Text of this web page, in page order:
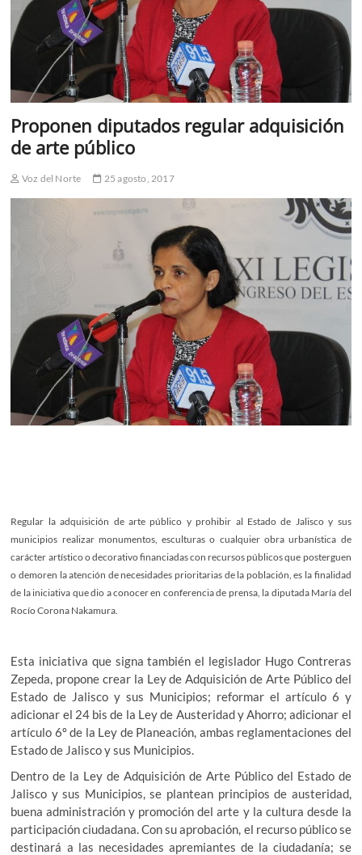
Proponen diputados regular adquisición
de arte público
Voz del Norte 25 agosto, 2017
Regular la adquisición de arte público y prohibir al Estado de Jalisco y sus
municipios realizar monumentos, esculturas o cualquier obra urbanística de
carácter artístico o decorativo financiadas con recursos públicos que posterguen
o demoren la atención de necesidades prioritarias de la población, es la finalidad
de la iniciativa que dio a conocer en conferencia de prensa, la diputada María del
Rocío Corona Nakamura.
Esta iniciativa que signa también el legislador Hugo Contreras
Zepeda, propone crear la Ley de Adquisición de Arte Público del
Estado de Jalisco y sus Municipios; reformar el artículo 6 y
adicionar el 24 bis de la Ley de Austeridad y Ahorro; adicionar el
artículo 6º de la Ley de Planeación, ambas reglamentaciones del
Estado de Jalisco y sus Municipios.
Dentro de la Ley de Adquisición de Arte Público del Estado de
Jalisco y sus Municipios, se plantean principios de austeridad,
buena administración y promoción del arte y la cultura desde la
participación ciudadana. Con su aprobación, el recurso público se
destinará a las necesidades apremiantes de la ciudadanía; se